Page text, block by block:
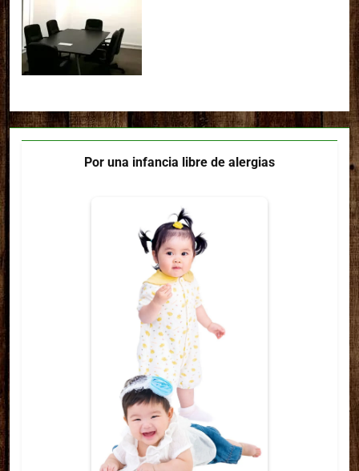
Por una infancia libre de alergias